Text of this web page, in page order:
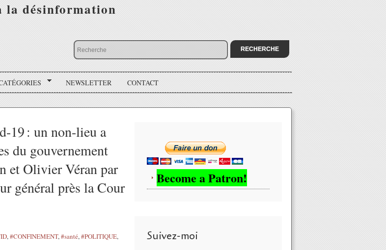
la désinformation
NEWSLETTER CONTACT
19 : un non-lieu a
du gouvernement
et Olivier Véran par
général près la Cour
,#CONFINEMENT,#santé,#POLITIQUE,
Become a Patron!
Suivez-moi